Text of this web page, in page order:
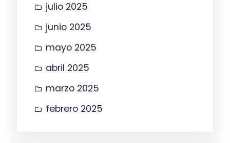
julio 2025
junio 2025
mayo 2025
abril 2025
marzo 2025
febrero 2025